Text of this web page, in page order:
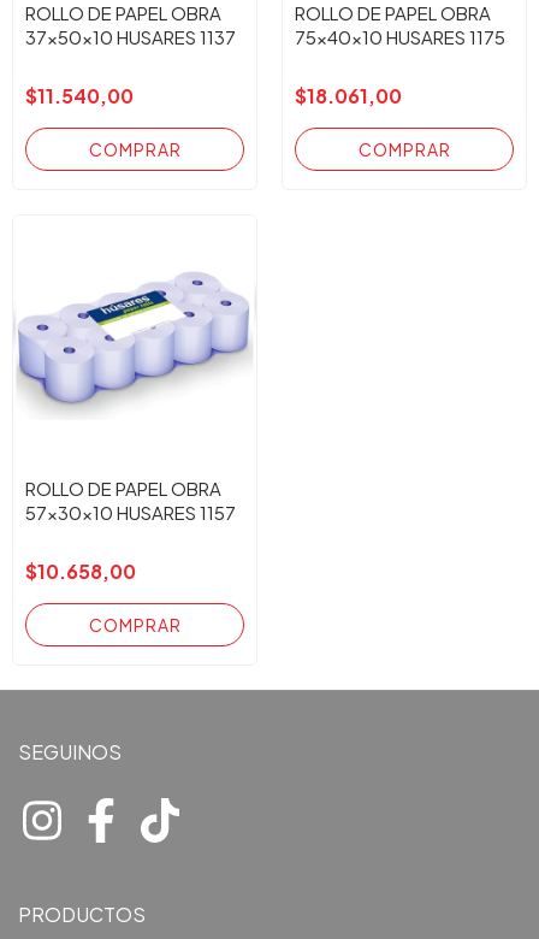
ROLLO DE PAPEL OBRA
37x50x10 HUSARES 1137
$11.540,00
ROLLO DE PAPEL OBRA
75x40x10 HUSARES 1175
$18.061,00
ROLLO DE PAPEL OBRA
57x30x10 HUSARES 1157
$10.658,00
SEGUINOS
PRODUCTOS